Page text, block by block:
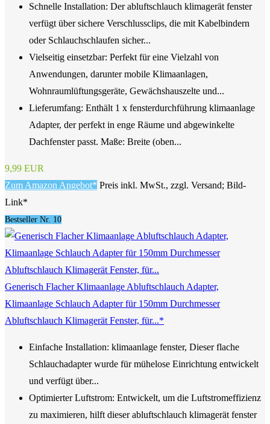
Schnelle Installation: Der abluftschlauch klimagerät fenster
verfügt über sichere Verschlussclips, die mit Kabelbindern
oder Schlauchschlaufen sicher...
Vielseitig einsetzbar: Perfekt für eine Vielzahl von
Anwendungen, darunter mobile Klimaanlagen,
Wohnraumlüftungsgeräte, Gewächshauszelte und...
Lieferumfang: Enthält 1 x fensterdurchführung klimaanlage
Adapter, der perfekt in enge Räume und abgewinkelte
Dachfenster passt. Maße: Breite (oben...
9,99 EUR
Zum Amazon Angebot* Preis inkl. MwSt., zzgl. Versand; Bild-
Link*
Bestseller Nr. 10
Generisch Flacher Klimaanlage Abluftschlauch Adapter,
Klimaanlage Schlauch Adapter für 150mm Durchmesser
Abluftschlauch Klimagerät Fenster, für...*
Einfache Installation: klimaanlage fenster, Dieser flache
Schlauchadapter wurde für mühelose Einrichtung entwickelt
und verfügt über...
Optimierter Luftstrom: Entwickelt, um die Luftstromeffizienz
zu maximieren, hilft dieser abluftschlauch klimagerät fenster